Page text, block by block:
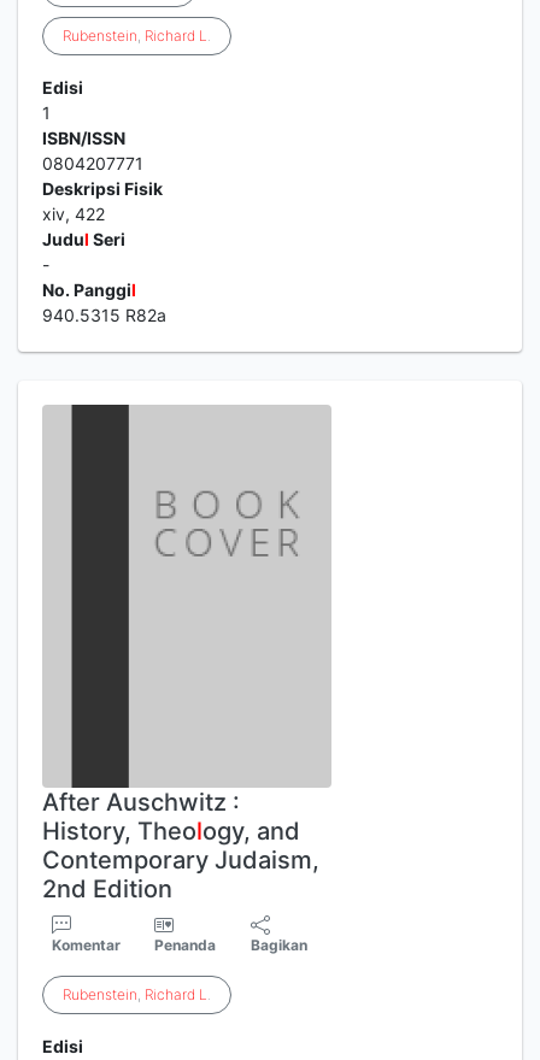
Rubenstein, Richard L.
Edisi
1
ISBN/ISSN
0804207771
Deskripsi Fisik
xiv, 422
Judul Seri
-
No. Panggil
940.5315 R82a
After Auschwitz :
History, Theology, and
Contemporary Judaism,
2nd Edition
Komentar Penanda Bagikan
Rubenstein, Richard L.
Edisi